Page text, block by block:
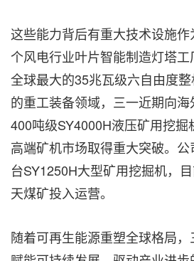
这些能力背后有重大技术设施
个风电行业叶片智能制造灯塔工
全球最大的35兆瓦级六自由度
的重工装备领域，三一近期向
400吨级SY4000H液压矿用挖
高端矿机市场取得重大突破。
台SY1250H大型矿用挖掘机，
天煤矿投入运营。
随着可再生能源重塑全球格局